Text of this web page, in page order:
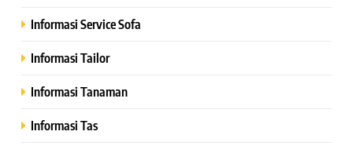
Informasi Service Sofa
Informasi Tailor
Informasi Tanaman
Informasi Tas